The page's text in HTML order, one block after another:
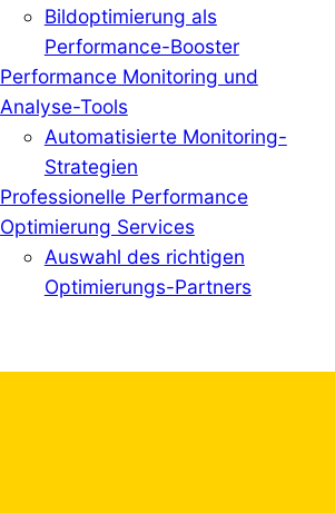
Bildoptimierung als
Performance-Booster
Performance Monitoring und
Analyse-Tools
Automatisierte Monitoring-
Strategien
Professionelle Performance
Optimierung Services
Auswahl des richtigen
Optimierungs-Partners